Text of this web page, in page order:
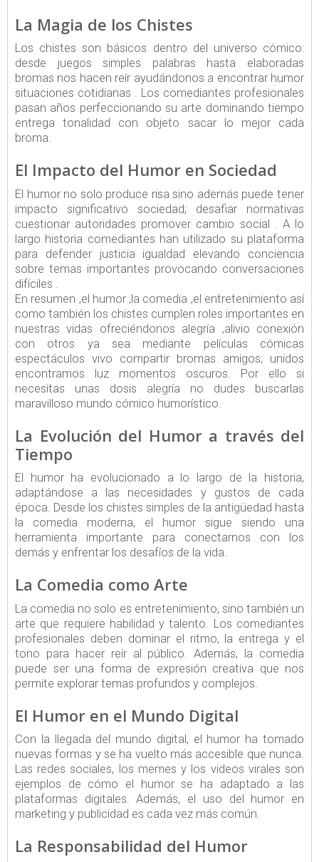
La Magia de los Chistes
Los chistes son básicos dentro del universo cómico:
desde juegos simples palabras hasta elaboradas
bromas nos hacen reír ayudándonos a encontrar humor
situaciones cotidianas . Los comediantes profesionales
pasan años perfeccionando su arte dominando tiempo
entrega tonalidad con objeto sacar lo mejor cada
broma.
El Impacto del Humor en Sociedad
El humor no solo produce risa sino además puede tener
impacto significativo sociedad; desafiar normativas
cuestionar autoridades promover cambio social . A lo
largo historia comediantes han utilizado su plataforma
para defender justicia igualdad elevando conciencia
sobre temas importantes provocando conversaciones
difíciles .
En resumen ,el humor ,la comedia ,el entretenimiento así
como también los chistes cumplen roles importantes en
nuestras vidas ofreciéndonos alegría ,alivio conexión
con otros ya sea mediante películas cómicas
espectáculos vivo compartir bromas amigos; unidos
encontramos luz momentos oscuros. Por ello si
necesitas unas dosis alegría no dudes buscarlas
maravilloso mundo cómico humorístico.
La Evolución del Humor a través del
Tiempo
El humor ha evolucionado a lo largo de la historia,
adaptándose a las necesidades y gustos de cada
época. Desde los chistes simples de la antigüedad hasta
la comedia moderna, el humor sigue siendo una
herramienta importante para conectarnos con los
demás y enfrentar los desafíos de la vida.
La Comedia como Arte
La comedia no solo es entretenimiento, sino también un
arte que requiere habilidad y talento. Los comediantes
profesionales deben dominar el ritmo, la entrega y el
tono para hacer reír al público. Además, la comedia
puede ser una forma de expresión creativa que nos
permite explorar temas profundos y complejos.
El Humor en el Mundo Digital
Con la llegada del mundo digital, el humor ha tomado
nuevas formas y se ha vuelto más accesible que nunca.
Las redes sociales, los memes y los videos virales son
ejemplos de cómo el humor se ha adaptado a las
plataformas digitales. Además, el uso del humor en
marketing y publicidad es cada vez más común.
La Responsabilidad del Humor